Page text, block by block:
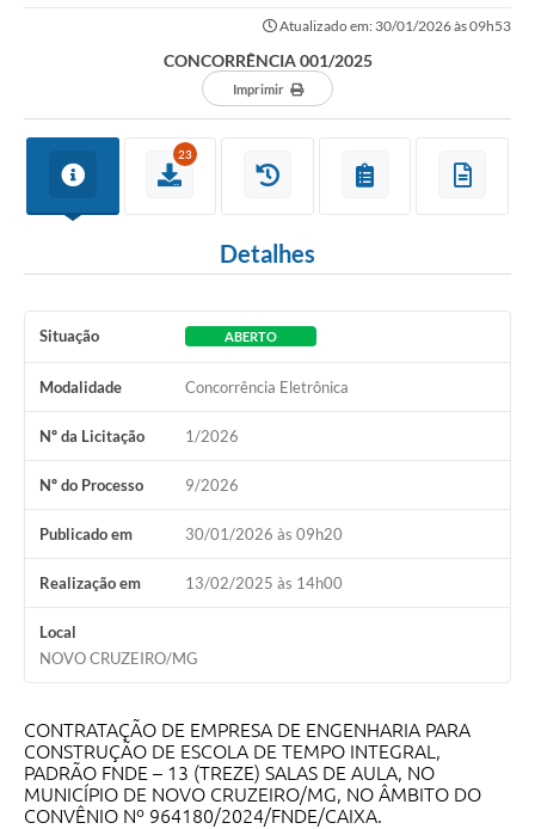
Atualizado em: 30/01/2026 às 09h53
CONCORRÊNCIA 001/2025
Imprimir
23
Detalhes
Situação ABERTO
Modalidade Concorrência Eletrônica
Nº da Licitação 1/2026
Nº do Processo 9/2026
Publicado em 30/01/2026 às 09h20
Realização em 13/02/2025 às 14h00
Local
NOVO CRUZEIRO/MG
CONTRATAÇÃO DE EMPRESA DE ENGENHARIA PARA
CONSTRUÇÃO DE ESCOLA DE TEMPO INTEGRAL,
PADRÃO FNDE – 13 (TREZE) SALAS DE AULA, NO
MUNICÍPIO DE NOVO CRUZEIRO/MG, NO ÂMBITO DO
CONVÊNIO Nº 964180/2024/FNDE/CAIXA.